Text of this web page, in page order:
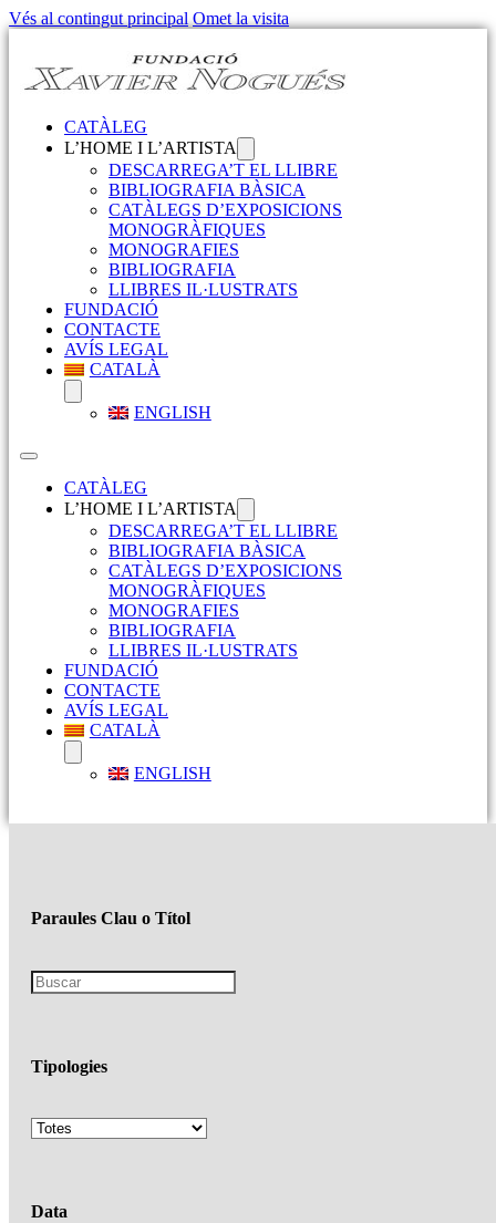
Vés al contingut principal Omet la visita
CATÀLEG
L’HOME I L’ARTISTA
DESCARREGA’T EL LLIBRE
BIBLIOGRAFIA BÀSICA
CATÀLEGS D’EXPOSICIONS
MONOGRÀFIQUES
MONOGRAFIES
BIBLIOGRAFIA
LLIBRES IL·LUSTRATS
FUNDACIÓ
CONTACTE
AVÍS LEGAL
CATALÀ
ENGLISH
CATÀLEG
L’HOME I L’ARTISTA
DESCARREGA’T EL LLIBRE
BIBLIOGRAFIA BÀSICA
CATÀLEGS D’EXPOSICIONS
MONOGRÀFIQUES
MONOGRAFIES
BIBLIOGRAFIA
LLIBRES IL·LUSTRATS
FUNDACIÓ
CONTACTE
AVÍS LEGAL
CATALÀ
ENGLISH
Paraules Clau o Títol
Tipologies
Data